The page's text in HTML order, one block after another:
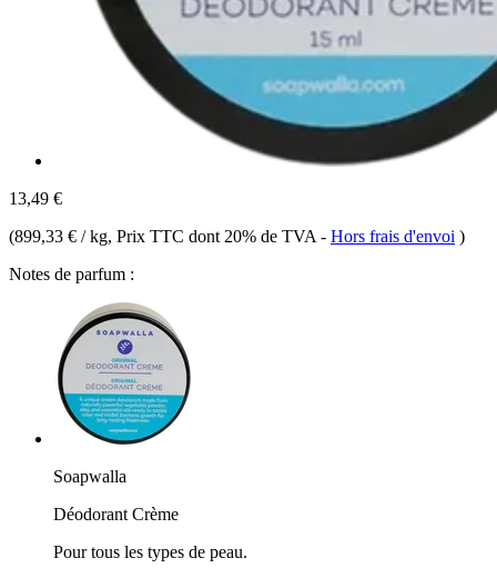
13,49 €
(899,33 € / kg, Prix TTC dont 20% de TVA - Hors frais d'envoi )
Notes de parfum :
Soapwalla
Déodorant Crème
Pour tous les types de peau.